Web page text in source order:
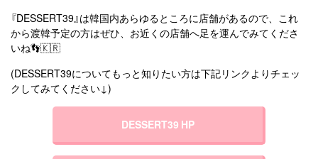
『DESSERT39』は韓国内あらゆるところに店舗があるので、これ
から渡韓予定の方はぜひ、お近くの店舗へ足を運んでみてくださ
いね👣🇰🇷
(DESSERT39についてもっと知りたい方は下記リンクよりチェッ
クしてみてください↓)
DESSERT39 HP